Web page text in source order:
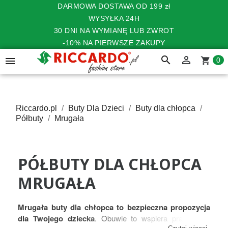
DARMOWA DOSTAWA OD 199 zł
WYSYŁKA 24H
30 DNI NA WYMIANĘ LUB ZWROT
-10% NA PIERWSZE ZAKUPY
 search  shopping_cart 0
Riccardo.pl Buty Dla Dzieci
Buty dla chłopca
Półbuty
Mrugała
PÓŁBUTY DLA CHŁOPCA
MRUGAŁA
Mrugała buty dla chłopca to bezpieczna propozycja
dla Twojego dziecka. Obuwie to wspiera prawidłowy